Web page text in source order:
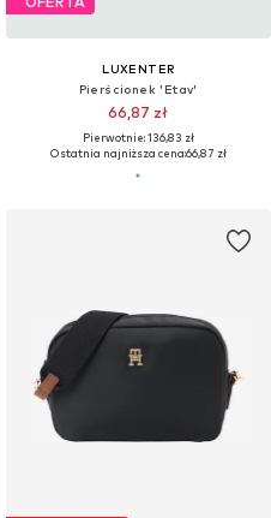
LUXENTER
Pierścionek 'Etav'
66,87 zł
Pierwotnie: 136,83 zł
Ostatnia najniższa cena:66,87 zł